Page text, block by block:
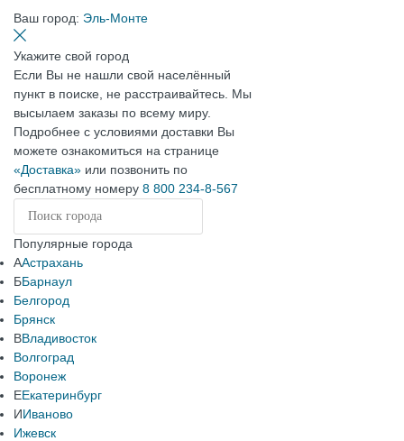
Ваш город: Эль-Монте
Укажите свой город
Если Вы не нашли свой населённый
пункт в поиске, не расстраивайтесь. Мы
высылаем заказы по всему миру.
Подробнее с условиями доставки Вы
можете ознакомиться на странице
«Доставка» или позвонить по
бесплатному номеру 8 800 234-8-567
Популярные города
ААстрахань
ББарнаул
Белгород
Брянск
ВВладивосток
Волгоград
Воронеж
ЕЕкатеринбург
ИИваново
Ижевск